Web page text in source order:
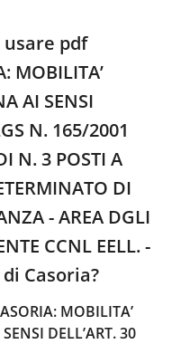
usare pdf
MOBILITA’
AI SENSI
N. 165/2001
N. 3 POSTI A
DI
- AREA DGLI
CCNL EELL. -
Casoria?
MOBILITA’
DELL’ART. 30